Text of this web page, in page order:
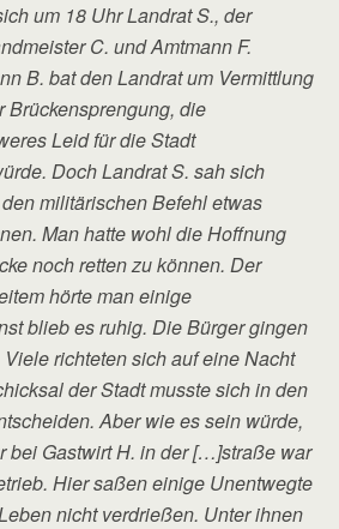
um 18 Uhr Landrat S., der
C. und Amtmann F.
B. bat den Landrat um Vermittlung
Brückensprengung, die
Leid für die Stadt
Doch Landrat S. sah sich
militärischen Befehl etwas
Man hatte wohl die Hoffnung
noch retten zu können. Der
hörte man einige
blieb es ruhig. Die Bürger gingen
richteten sich auf eine Nacht
der Stadt musste sich in den
Aber wie es sein würde,
bei Gastwirt H. in der […]straße war
Hier saßen einige Unentwegte
nicht verdrießen. Unter ihnen